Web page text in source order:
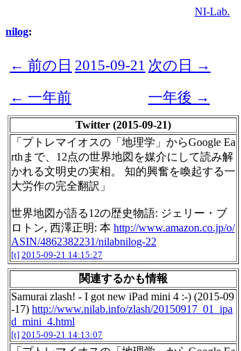
NI-Lab.
nilog:
← 前の日 2015-09-21 次の日 →
← 一年前
一年後 →
Twitter (2015-09-21)
「プトレマイオスの「地理学」からGoogle Ea
rthまで、12点の世界地図を媒介にして読み解
かれる文明史の実相。 知的興奮を喚起する一
大労作の完全翻訳」
世界地図が語る12の歴史物語: ジェリー・ブ
ロトン, 西澤正明: 本 http://www.amazon.co.jp/o/
ASIN/4862382231/nilabnilog-22
[t] 2015-09-21 14:15:27
関連するかも情報
Samurai zlash! - I got new iPad mini 4 :-) (2015-09
-17) http://www.nilab.info/zlash/20150917_01_ipa
d_mini_4.html
[t] 2015-09-21 14:13:07